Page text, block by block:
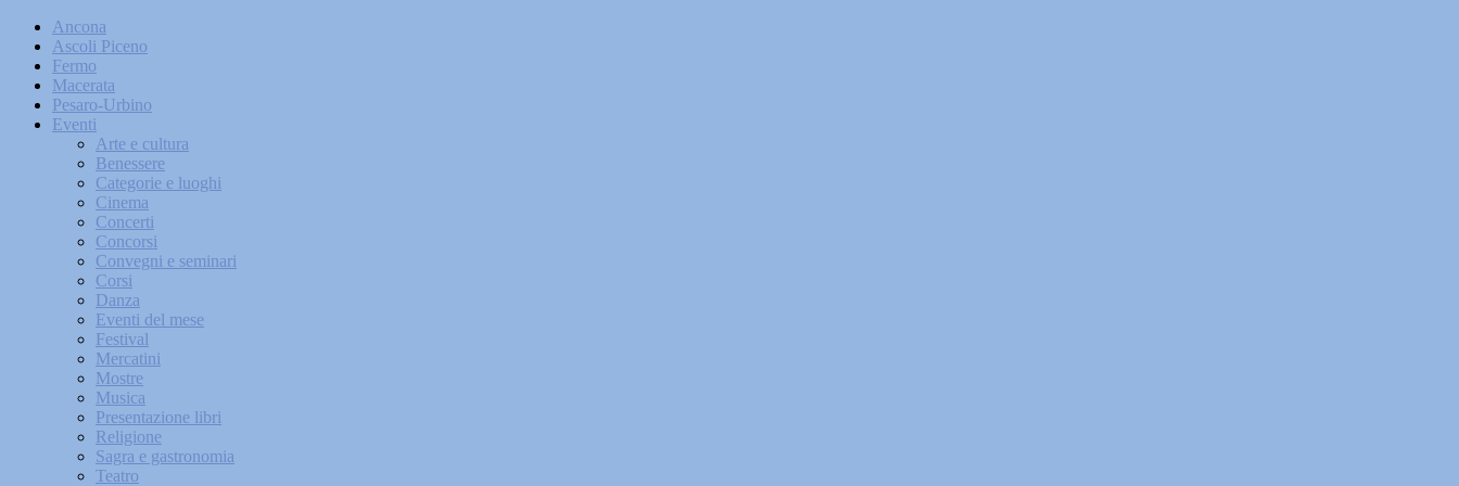
Ancona
Ascoli Piceno
Fermo
Macerata
Pesaro-Urbino
Eventi
Arte e cultura
Benessere
Categorie e luoghi
Cinema
Concerti
Concorsi
Convegni e seminari
Corsi
Danza
Eventi del mese
Festival
Mercatini
Mostre
Musica
Presentazione libri
Religione
Sagra e gastronomia
Teatro